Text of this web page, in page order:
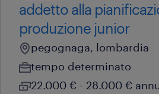
addetto alla
produzione junior
pegognaga, lombardia
tempo determinato
22.000 € - 28.000 €